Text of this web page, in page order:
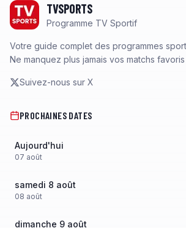
TVSPORTS
Programme TV Sportif
Votre guide complet des programmes
Ne manquez plus jamais vos matchs favoris
Suivez-nous sur X
PROCHAINES DATES
Aujourd'hui
07 août
samedi 8 août
08 août
dimanche 9 août